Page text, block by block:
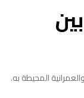
المحيطة به.